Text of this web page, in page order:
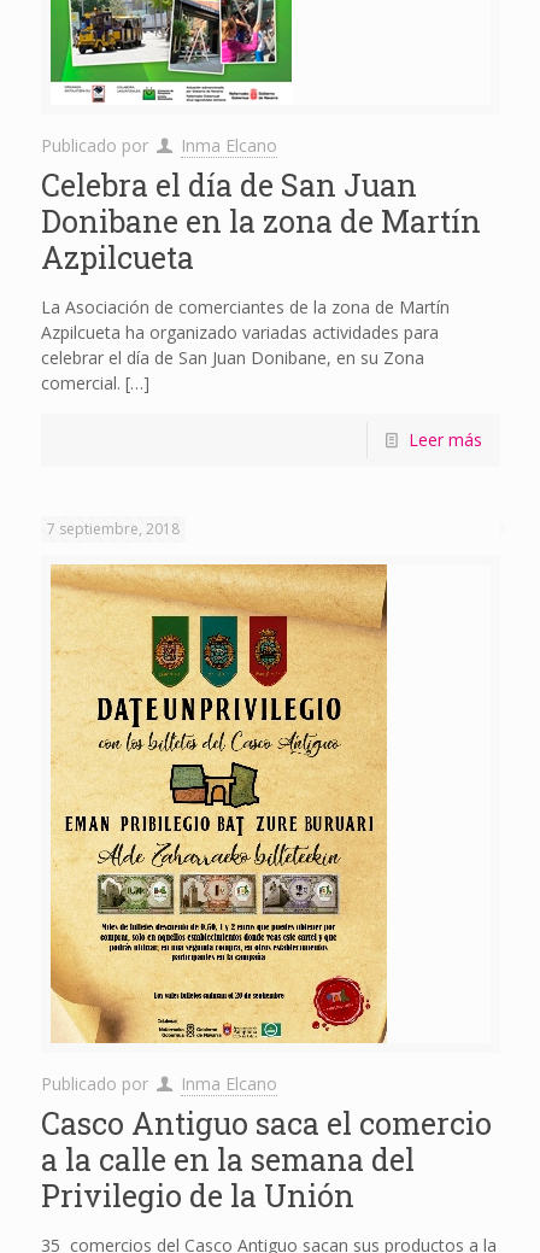
Publicado por Inma Elcano
Celebra el día de San Juan
Donibane en la zona de Martín
Azpilcueta
La Asociación de comerciantes de la zona de Martín
Azpilcueta ha organizado variadas actividades para
celebrar el día de San Juan Donibane, en su Zona
comercial. […]
Leer más
7 septiembre, 2018
Publicado por Inma Elcano
Casco Antiguo saca el comercio
a la calle en la semana del
Privilegio de la Unión
35 comercios del Casco Antiguo sacan sus productos a la